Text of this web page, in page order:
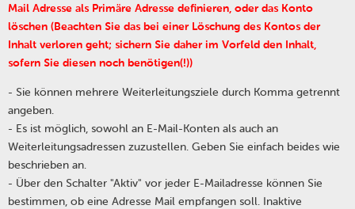
Mail Adresse als Primäre Adresse definieren, oder das Konto
löschen (Beachten Sie das bei einer Löschung des Kontos der
Inhalt verloren geht; sichern Sie daher im Vorfeld den Inhalt,
sofern Sie diesen noch benötigen(!))
- Sie können mehrere Weiterleitungsziele durch Komma getrennt
angeben.
- Es ist möglich, sowohl an E-Mail-Konten als auch an
Weiterleitungsadressen zuzustellen. Geben Sie einfach beides wie
beschrieben an.
- Über den Schalter "Aktiv" vor jeder E-Mailadresse können Sie
bestimmen, ob eine Adresse Mail empfangen soll. Inaktive